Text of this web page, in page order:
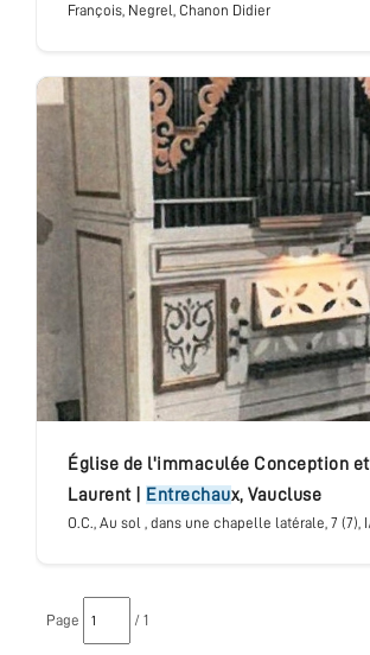
François, Negrel, Chanon Didier
Église de l'immaculée Conception et Saint-
Laurent| Entrechaux, Vaucluse
O.C., Au sol , dans une chapelle latérale, 7 (7),
Page / 1